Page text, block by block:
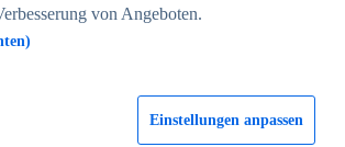
von Angeboten.
Einstellungen anpassen